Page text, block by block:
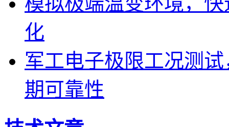
化
军工电子极限工况测
期可靠性